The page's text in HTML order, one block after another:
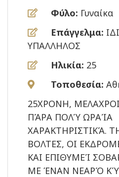
Φύλο: Γυναίκα
Επάγγελμα:
ΥΠΑΛΛΗΛΟΣ
Ηλικία: 25
Τοποθεσία:
25ΧΡΟΝΗ,
ΠΆΡΑ ΠΟΛΎ ΩΡΑΊΑ
ΧΑΡΑΚΤΗΡΙΣΤΙΚΆ.
ΒΟΛΤΕΣ, ΟΙ
ΚΑΙ ΕΠΙΘΥΜΕΊ
ΜΕ ΈΝΑΝ ΝΕΑΡΌ